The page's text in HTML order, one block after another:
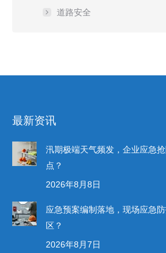
道路安全
最新资讯
汛期极端天气频发，企业应急
点？
2026年8月8日
应急预案编制落地，现场应急
区？
2026年8月7日